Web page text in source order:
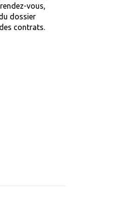
vous,
dossier
contrats.